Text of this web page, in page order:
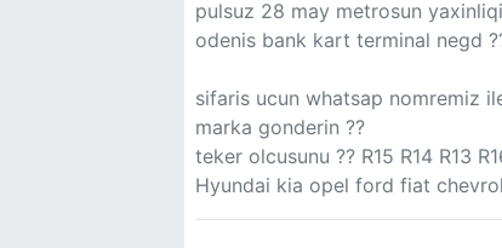
pulsuz 28 may metrosun
odenis bank kart terminal negd
sifaris ucun whatsap nomremiz
marka gonderin ??
teker olcusunu ?? R15 R14 R13
Hyundai kia opel ford fiat